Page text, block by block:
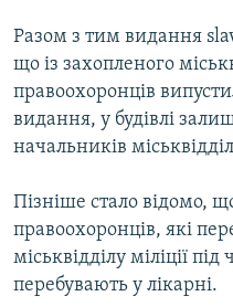
Разом з тим видання
що із захопленого
правоохоронців
видання, у будівлі
начальників
Пізніше стало відомо,
правоохоронців, які
міськвідділу міліції
перебувають у лікарні.